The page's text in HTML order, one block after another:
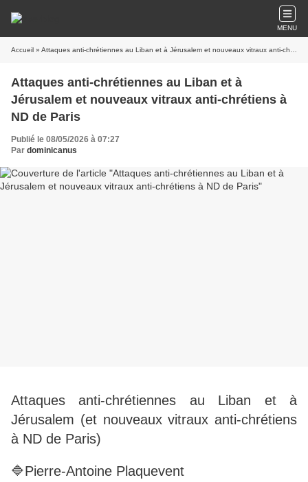
MENU
Accueil » Attaques anti-chrétiennes au Liban et à Jérusalem et nouveaux vitraux anti-chrétiens à ND de Paris
Attaques anti-chrétiennes au Liban et à
Jérusalem et nouveaux vitraux anti-chrétiens à
ND de Paris
Publié le 08/05/2026 à 07:27
Par dominicanus
Attaques anti-chrétiennes au Liban et à
Jérusalem (et nouveaux vitraux anti-chrétiens
à ND de Paris)
🔷Pierre-Antoine Plaquevent